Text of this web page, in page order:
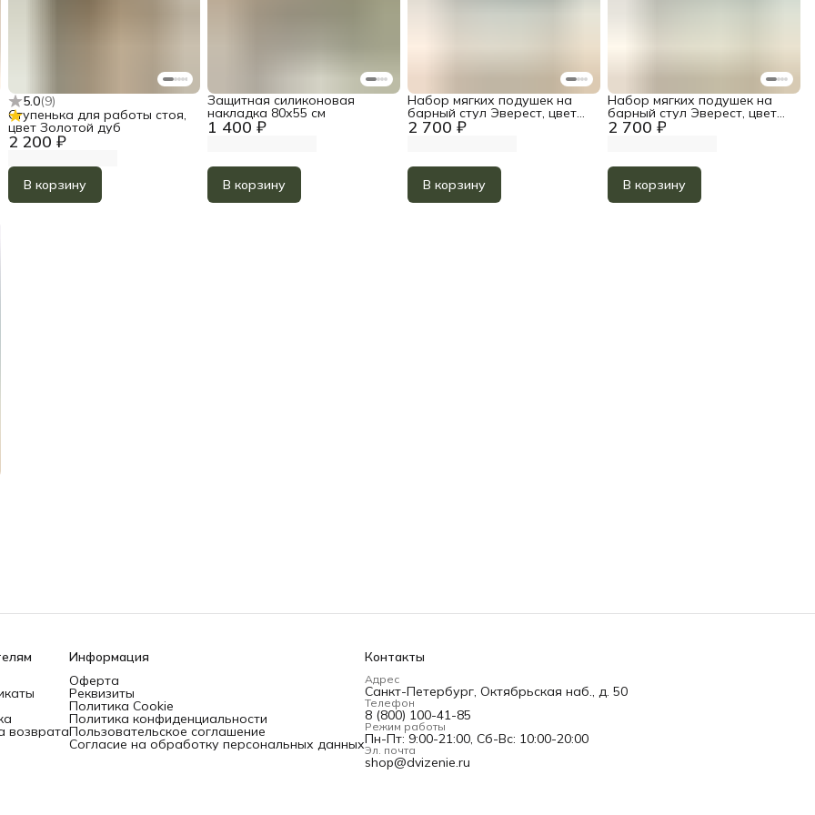
5.0(9)
2 200 ₽
Ступенька для работы стоя,
цвет Золотой дуб
В корзину
1 400 ₽
Защитная силиконовая
накладка 80х55 см
В корзину
2 700 ₽
Набор мягких подушек на
барный стул Эверест, цвет
Лазурный
В корзину
2 700 ₽
Набор мягких подушек на
барный стул Эверест, цвет
Светло-Серый
В корзину
возврата
Информация
Оферта
Реквизиты
Политика Cookie
Политика конфиденциальности
Пользовательское соглашение
Согласие на обработку персональных данных
Контакты
Адрес
Санкт-Петербург, Октябрьская наб., д. 50
Телефон
8 (800) 100-41-85
Режим работы
Пн-Пт: 9:00-21:00, Сб-Вс: 10:00-20:00
Эл. почта
shop@dvizenie.ru